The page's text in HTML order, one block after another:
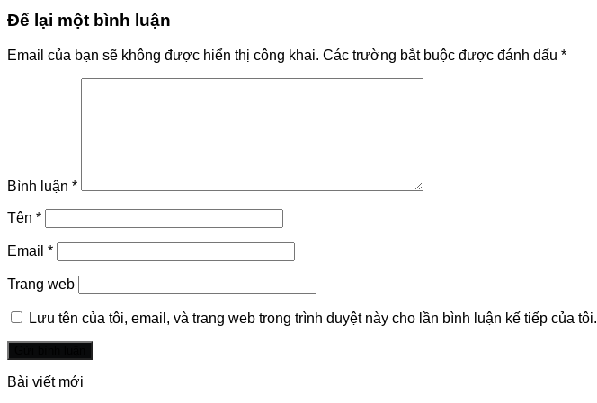
Để lại một bình luận
Email của bạn sẽ không được hiển thị công khai. Các trường bắt buộc được đánh dấu *
Bình luận *
Tên *
Email *
Trang web
Lưu tên của tôi, email, và trang web trong trình duyệt này cho lần bình luận kế tiếp của tôi.
Bài viết mới